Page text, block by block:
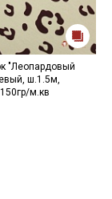
"Леопардовый
ш.1.5м,
м.кв